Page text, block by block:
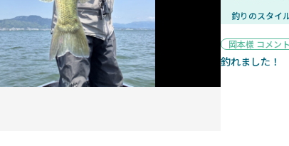
釣りのスタイ
岡本様 コメン
釣れました！